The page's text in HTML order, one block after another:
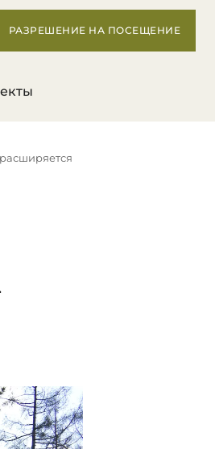
РАЗРЕШЕНИЕ НА ПОСЕЩЕНИЕ